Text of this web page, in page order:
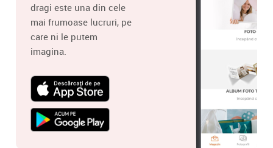
dragi este una din cele
mai frumoase lucruri, pe
care ni le putem
imagina.